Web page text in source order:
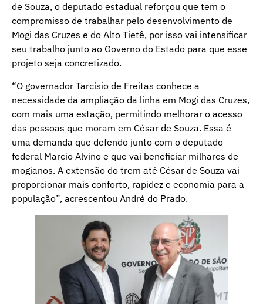
de Souza, o deputado estadual reforçou que tem o
compromisso de trabalhar pelo desenvolvimento de
Mogi das Cruzes e do Alto Tietê, por isso vai intensificar
seu trabalho junto ao Governo do Estado para que esse
projeto seja concretizado.
“O governador Tarcísio de Freitas conhece a
necessidade da ampliação da linha em Mogi das Cruzes,
com mais uma estação, permitindo melhorar o acesso
das pessoas que moram em César de Souza. Essa é
uma demanda que defendo junto com o deputado
federal Marcio Alvino e que vai beneficiar milhares de
mogianos. A extensão do trem até César de Souza vai
proporcionar mais conforto, rapidez e economia para a
população”, acrescentou André do Prado.